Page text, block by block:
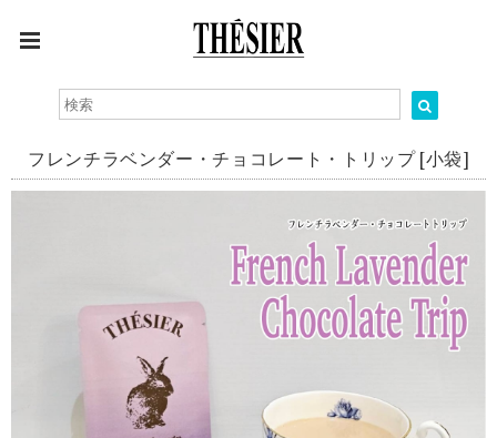
フレンチラベンダー・チョコレート・トリップ [小袋]